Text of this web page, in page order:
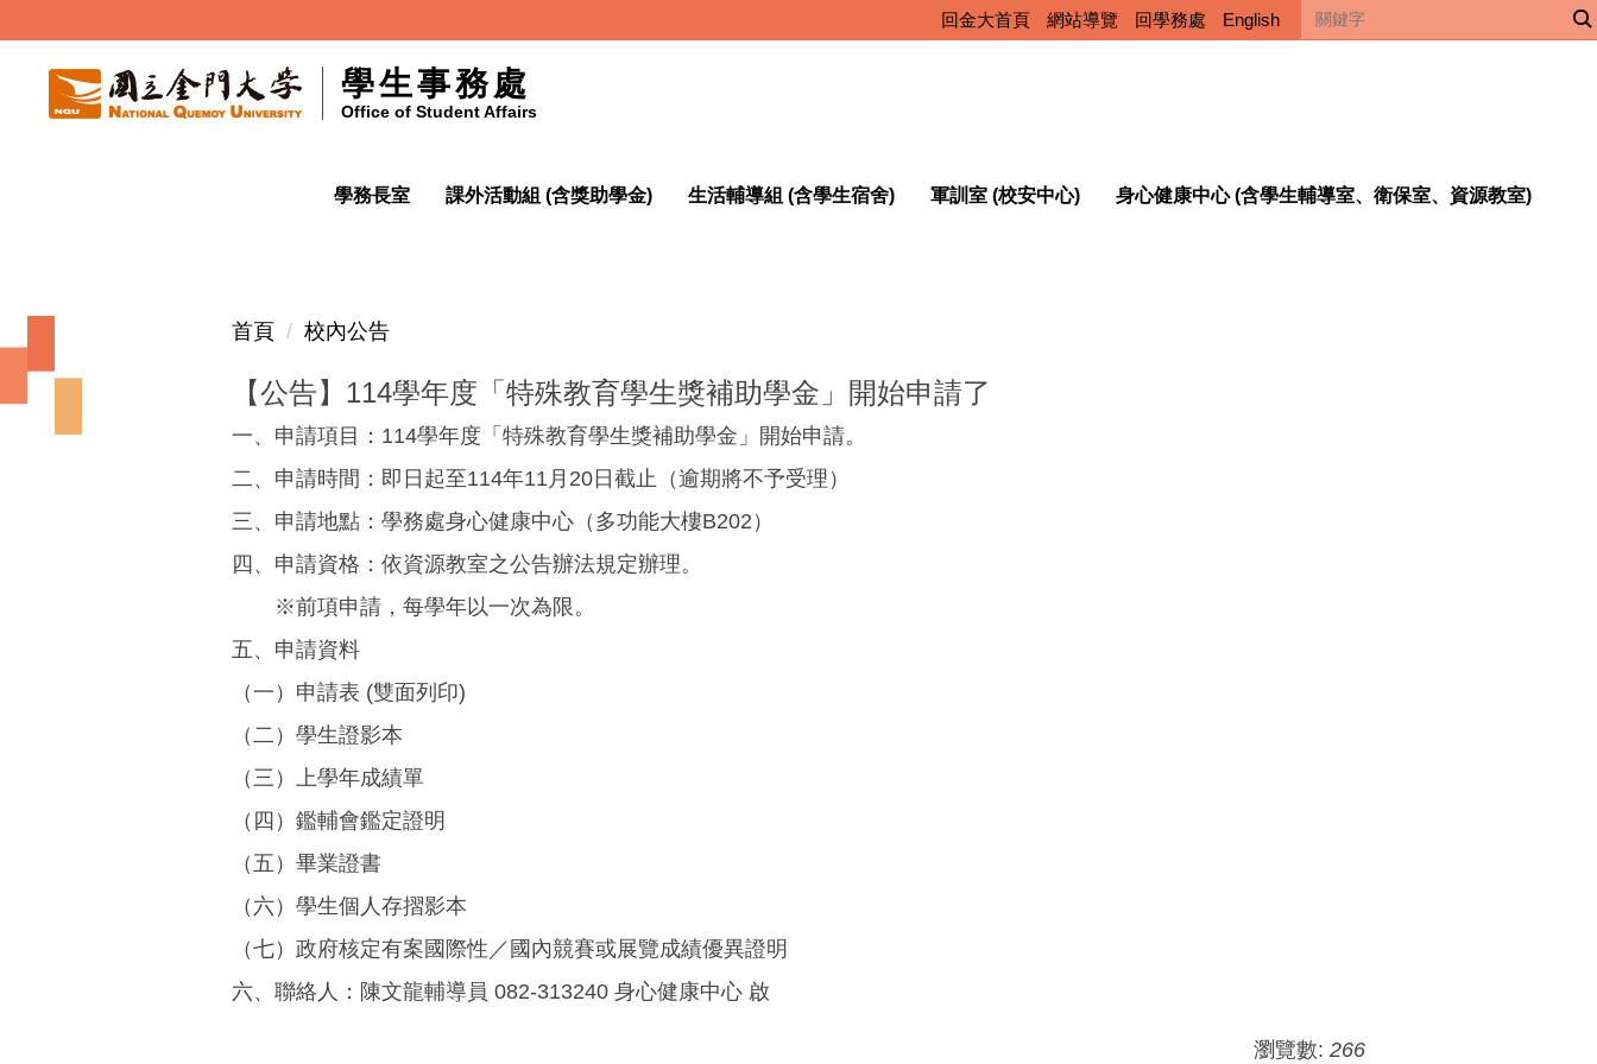
學生事務處
Office of Student Affairs
學務長室 課外活動組 (含獎助學金) 生活輔導組 (含學生宿舍) 軍訓室 (校安中心) 身心健康中心 (含學生輔導室、衛保室、資源教室)
回金大首頁 網站導覽 回學務處 English
首頁 校內公告
【公告】114學年度「特殊教育學生獎補助學金」開始申請了
一、申請項目：114學年度「特殊教育學生獎補助學金」開始申請。
二、申請時間：即日起至114年11月20日截止（逾期將不予受理）
三、申請地點：學務處身心健康中心（多功能大樓B202）
四、申請資格：依資源教室之公告辦法規定辦理。
※前項申請，每學年以一次為限。
五、申請資料
（一）申請表 (雙面列印)
（二）學生證影本
（三）上學年成績單
（四）鑑輔會鑑定證明
（五）畢業證書
（六）學生個人存摺影本
（七）政府核定有案國際性／國內競賽或展覽成績優異證明
六、聯絡人：陳文龍輔導員 082-313240 身心健康中心 啟
瀏覽數: 266